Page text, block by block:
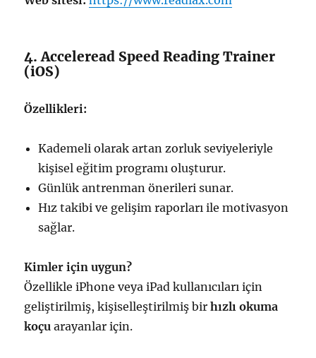
4. Acceleread Speed Reading Trainer
(iOS)
Özellikleri:
Kademeli olarak artan zorluk seviyeleriyle
kişisel eğitim programı oluşturur.
Günlük antrenman önerileri sunar.
Hız takibi ve gelişim raporları ile motivasyon
sağlar.
Kimler için uygun?
Özellikle iPhone veya iPad kullanıcıları için
geliştirilmiş, kişiselleştirilmiş birhızlı okuma
koçu arayanlar için.